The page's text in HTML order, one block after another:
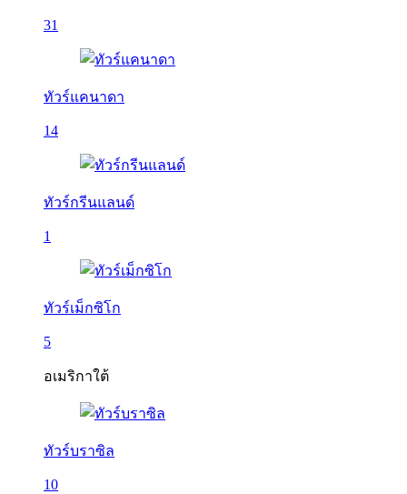
31
ทัวร์แคนาดา
14
ทัวร์กรีนแลนด์
1
ทัวร์เม็กซิโก
5
อเมริกาใต้
ทัวร์บราซิล
10